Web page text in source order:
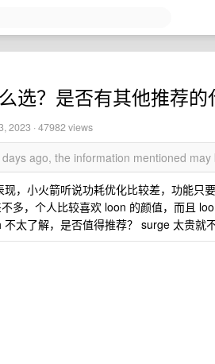
选？是否有其他推荐的
2023 · 47982 views
ago, the information mentioned
，小火箭听说功耗优化比较差，功能只
多，个人比较喜欢 loon 的颜值，而且
太了解，是否值得推荐？ surge 太贵就不